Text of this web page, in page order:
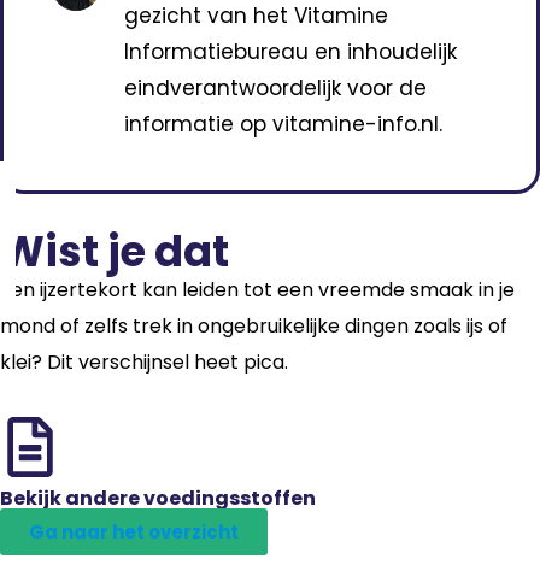
gezicht van het Vitamine
Informatiebureau en inhoudelijk
eindverantwoordelijk voor de
informatie op vitamine-info.nl.
Wist je dat
Een ijzertekort kan leiden tot een vreemde smaak in je
mond of zelfs trek in ongebruikelijke dingen zoals ijs of
klei? Dit verschijnsel heet pica.
Bekijk andere voedingsstoffen
Ga naar het overzicht